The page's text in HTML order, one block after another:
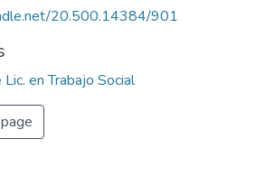
20.500.14384/901
en Trabajo Social